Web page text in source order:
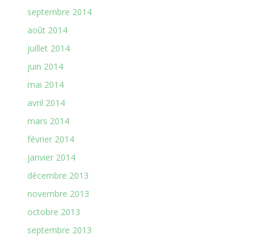
septembre 2014
août 2014
juillet 2014
juin 2014
mai 2014
avril 2014
mars 2014
février 2014
janvier 2014
décembre 2013
novembre 2013
octobre 2013
septembre 2013